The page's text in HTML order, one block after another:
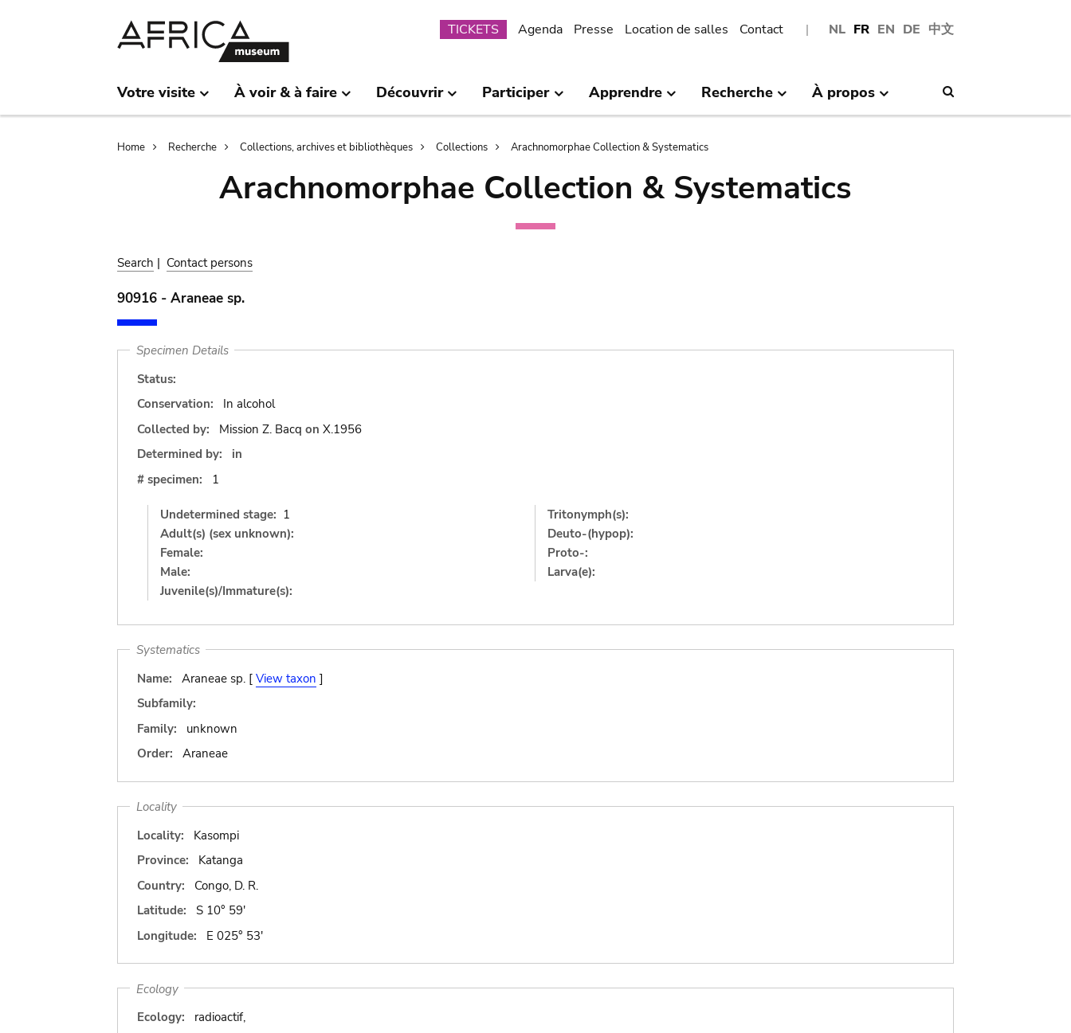
NL FR EN DE 中文
Submenu
TICKETS Agenda Presse Location de salles Contact
Votre visite À voir & à faire Découvrir Participer Apprendre Recherche À propos
Breadcrumb
Home Recherche Collections, archives et bibliothèques Collections Arachnomorphae Collection & Systematics
Arachnomorphae Collection & Systematics
Search | Contact persons
90916 - Araneae sp.
Specimen Details
Status:
Conservation:
In alcohol
Collected by:
Mission Z. Bacq on X.1956
Determined by:
in
# specimen:
1
Undetermined stage: 1
Adult(s) (sex unknown):
Female:
Male:
Juvenile(s)/Immature(s):
Tritonymph(s):
Deuto-(hypop):
Proto-:
Larva(e):
Systematics
Name:
Araneae sp. [ View taxon ]
Subfamily:
Family:
unknown
Order:
Araneae
Locality
Locality:
Kasompi
Province:
Katanga
Country:
Congo, D. R.
Latitude:
S 10° 59'
Longitude:
E 025° 53'
Ecology
Ecology:
radioactif,